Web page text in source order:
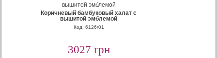
Коричневый бамбуковый халат с
вышитой эмблемой
Код: 6126/01
3027 грн